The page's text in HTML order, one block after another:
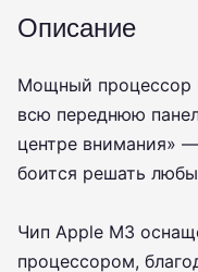
Описание
Мощный процессор
всю переднюю
центре внимания»
боится решать
Чип Apple M3
процессором,